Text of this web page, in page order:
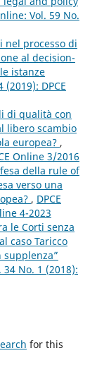
Vol. 59 No.
nel processo di
al decision-
istanze
(2019): DPCE
di qualità con
libero scambio
europea? ,
Online 3/2016
della rule of
verso una
, DPCE
4-2023
le Corti senza
caso Taricco
34 No. 1 (2018):
for this